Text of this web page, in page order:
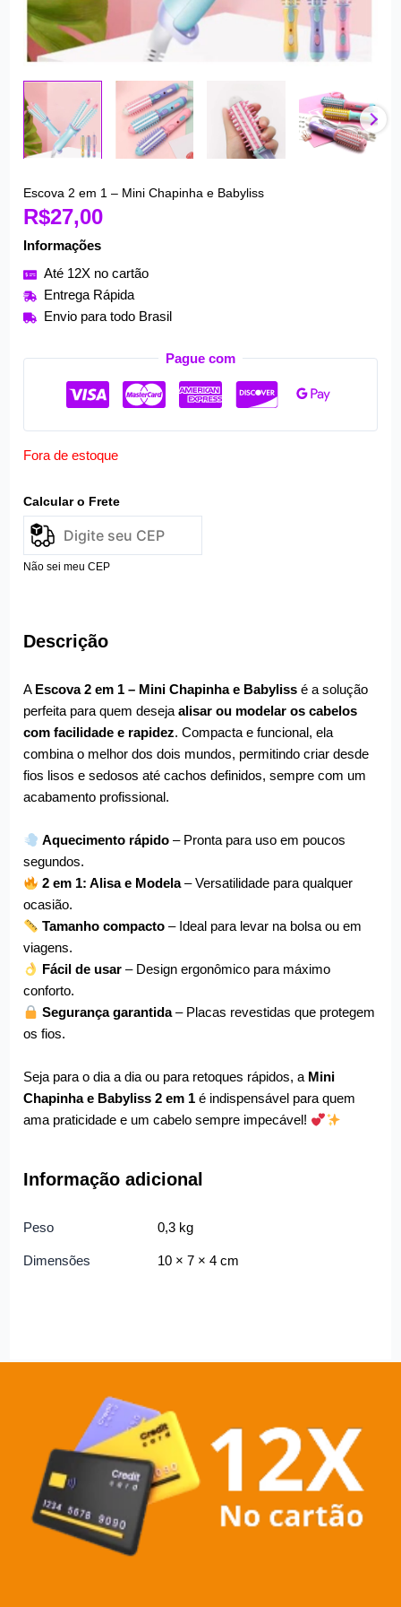
Escova 2 em 1 – Mini Chapinha e Babyliss
R$27,00
Informações
Até 12X no cartão
Entrega Rápida
Envio para todo Brasil
Pague com
Fora de estoque
Calcular o Frete
Não sei meu CEP
Descrição
A Escova 2 em 1 – Mini Chapinha e Babyliss é a solução
perfeita para quem desejaalisar ou modelar os cabelos
com facilidade e rapidez. Compacta e funcional, ela
combina o melhor dos dois mundos, permitindo criar desde
fios lisos e sedosos até cachos definidos, sempre com um
acabamento profissional.
Aquecimento rápido – Pronta para uso em poucos
segundos.
2 em 1: Alisa e Modela– Versatilidade para qualquer
ocasião.
Tamanho compacto – Ideal para levar na bolsa ou em
viagens.
Fácil de usar – Design ergonômico para máximo
conforto.
Segurança garantida– Placas revestidas que protegem
os fios.
Seja para o dia a dia ou para retoques rápidos, a Mini
Chapinha e Babyliss 2 em 1 é indispensável para quem
ama praticidade e um cabelo sempre impecável!
Informação adicional
Peso 0,3 kg
Dimensões 10 × 7 × 4 cm